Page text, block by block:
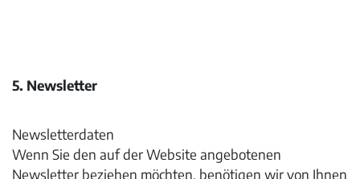
5. Newsletter
Newsletterdaten
Wenn Sie den auf der Website angebotenen
Newsletter beziehen möchten, benötigen wir von Ihnen